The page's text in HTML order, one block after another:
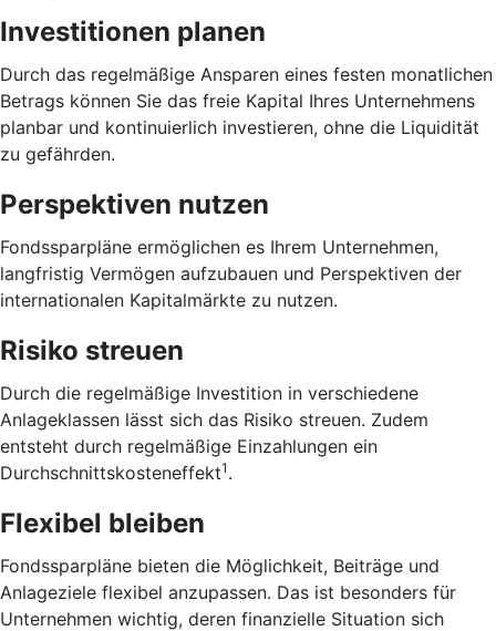
Investitionen planen
Durch das regelmäßige Ansparen eines festen monatlichen
Betrags können Sie das freie Kapital Ihres Unternehmens
planbar und kontinuierlich investieren, ohne die Liquidität
zu gefährden.
Perspektiven nutzen
Fondssparpläne ermöglichen es Ihrem Unternehmen,
langfristig Vermögen aufzubauen und Perspektiven der
internationalen Kapitalmärkte zu nutzen.
Risiko streuen
Durch die regelmäßige Investition in verschiedene
Anlageklassen lässt sich das Risiko streuen. Zudem
entsteht durch regelmäßige Einzahlungen ein
Durchschnittskosteneffekt1 .
Flexibel bleiben
Fondssparpläne bieten die Möglichkeit, Beiträge und
Anlageziele flexibel anzupassen. Das ist besonders für
Unternehmen wichtig, deren finanzielle Situation sich